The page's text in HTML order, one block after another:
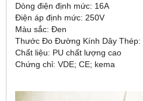
Dòng điện định mức: 16A
Điện áp định mức: 250V
Màu sắc: Đen
Thước Đo Đường Kính Dây Thép:
Chất liệu: PU chất lượng cao
Chứng chỉ: VDE; CE; kema